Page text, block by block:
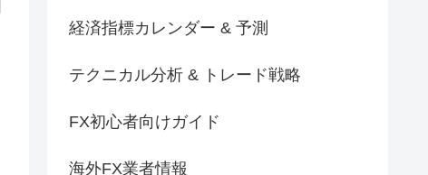
経済指標カレンダー & 予測
テクニカル分析 & トレード戦略
FX初心者向けガイド
海外FX業者情報